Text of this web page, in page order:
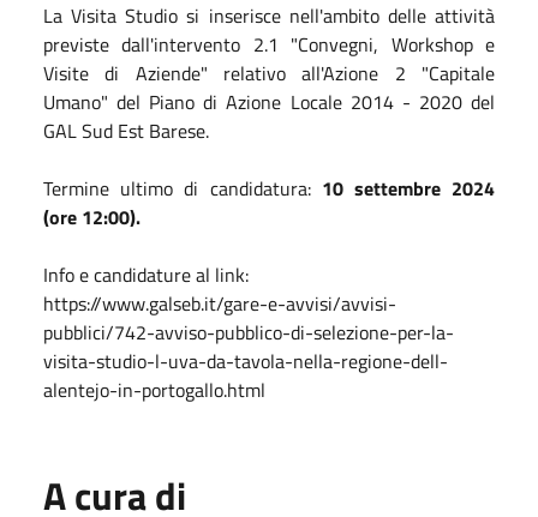
La Visita Studio si inserisce nell'ambito delle attività
previste dall'intervento 2.1 "Convegni, Workshop e
Visite di Aziende" relativo all'Azione 2 "Capitale
Umano" del Piano di Azione Locale 2014 - 2020 del
GAL Sud Est Barese.
Termine ultimo di candidatura: 10 settembre 2024
(ore 12:00).
Info e candidature al link:
https://www.galseb.it/gare-e-avvisi/avvisi-
pubblici/742-avviso-pubblico-di-selezione-per-la-
visita-studio-l-uva-da-tavola-nella-regione-dell-
alentejo-in-portogallo.html
A cura di